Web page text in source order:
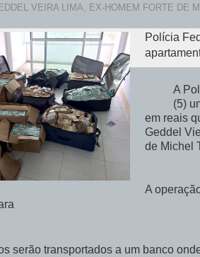
VEIRA LIMA, EX-HOMEM FORTE DE
Polícia
A
(5)
em reais
Geddel
de Michel
A
serão transportados a um banco